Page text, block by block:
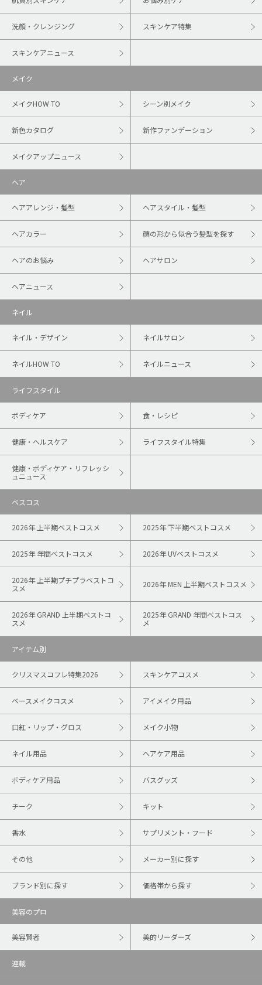
洗顔・クレンジング スキンケア特集
スキンケアニュース
メイク
メイクHOW TO シーン別メイク
新色カタログ 新作ファンデーション
メイクアップニュース
ヘア
ヘアアレンジ・髪型 ヘアスタイル・髪型
ヘアカラー 顔の形から似合う髪型を探す
ヘアのお悩み ヘアサロン
ヘアニュース
ネイル
ネイル・デザイン ネイルサロン
ネイルHOW TO ネイルニュース
ライフスタイル
ボディケア 食・レシピ
健康・ヘルスケア ライフスタイル特集
健康・ボディケア・リフレッシ
ュニュース
ベスコス
2026年 上半期ベストコスメ 2025年 下半期ベストコスメ
2025年 年間ベストコスメ 2026年 UVベストコスメ
2026年 上半期プチプラベストコ
スメ
2026年 MEN 上半期ベストコスメ
2026年 GRAND 上半期ベストコ
スメ
2025年 GRAND 年間ベストコス
メ
アイテム別
クリスマスコフレ特集2026 スキンケアコスメ
ベースメイクコスメ アイメイク用品
口紅・リップ・グロス メイク小物
ネイル用品 ヘアケア用品
ボディケア用品 バスグッズ
チーク キット
香水 サプリメント・フード
その他 メーカー別に探す
ブランド別に探す 価格帯から探す
美容のプロ
美容賢者 美的リーダーズ
連載